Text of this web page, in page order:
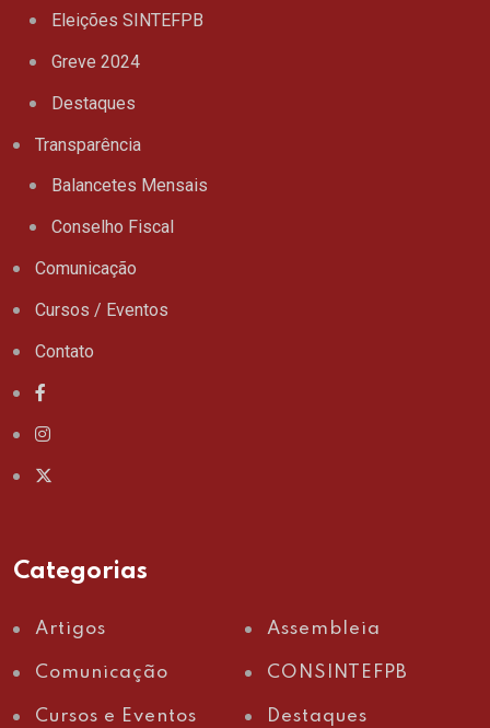
Eleições SINTEFPB
Greve 2024
Destaques
Transparência
Balancetes Mensais
Conselho Fiscal
Comunicação
Cursos / Eventos
Contato
Categorias
Artigos Assembleia
Comunicação CONSINTEFPB
Cursos e Eventos Destaques